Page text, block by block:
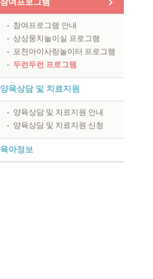
참여프로그램
참여프로그램 안내
상상뭉치놀이실 프로그램
포천아이사랑놀이터 프로그램
두런두런 프로그램
양육상담 및 치료지원
양육상담 및 치료지원 안내
양육상담 및 치료지원 신청
육아정보